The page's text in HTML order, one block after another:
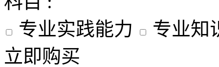
专业实践能力
专业知
立即购买